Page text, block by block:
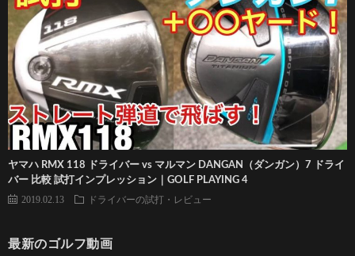
ヤマハ RMX 118 ドライバー vs マルマン DANGAN（ダンガン）7 ドライ
バー 比較 試打インプレッション｜GOLF PLAYING 4
2019.02.13 ドライバーの試打・レビュー
最新のゴルフ動画